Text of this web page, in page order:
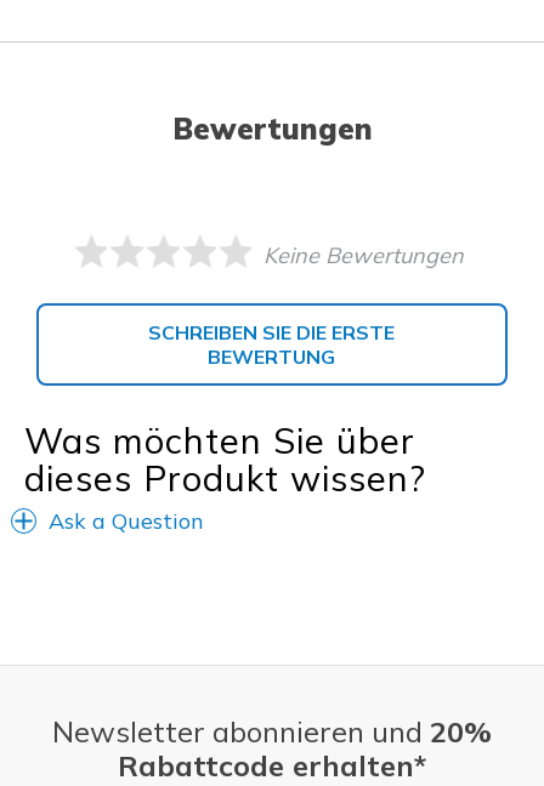
Bewertungen
Keine Bewertungen
SCHREIBEN SIE DIE ERSTE
BEWERTUNG
Was möchten Sie über
dieses Produkt wissen?
Ask a Question
Newsletter abonnieren und 20%
Rabattcode erhalten*